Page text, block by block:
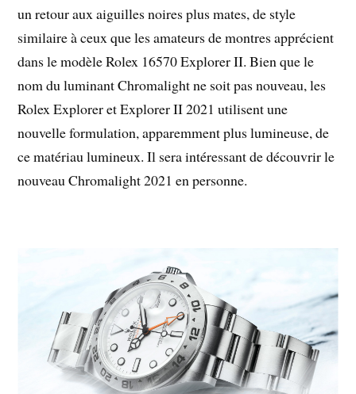
un retour aux aiguilles noires plus mates, de style
similaire à ceux que les amateurs de montres apprécient
dans le modèle Rolex 16570 Explorer II. Bien que le
nom du luminant Chromalight ne soit pas nouveau, les
Rolex Explorer et Explorer II 2021 utilisent une
nouvelle formulation, apparemment plus lumineuse, de
ce matériau lumineux. Il sera intéressant de découvrir le
nouveau Chromalight 2021 en personne.